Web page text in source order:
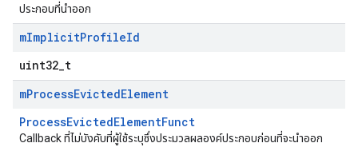
ประกอบที่นำออก
mImplicitProfileId
uint32_t
mProcessEvictedElement
ProcessEvictedElementFunct
Callback ที่ไม่บังคับที่ผู้ใช้ระบุซึ่งประมวลผลองค์ประกอบก่อนที่จะนำออก